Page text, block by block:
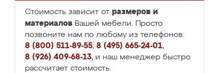
Стоимость зависит от размеров и
материалов Вашей мебели. Просто
позвоните нам по любому из телефонов:
8 (800) 511-89-55, 8 (495) 665-24-01,
8 (926) 409-68-13, и наш менеджер быстро
рассчитает стоимость.